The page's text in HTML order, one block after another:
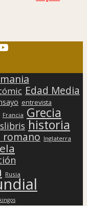
Edad Media
entrevista
Francia Grecia
historia
romano Inglaterra
Rusia